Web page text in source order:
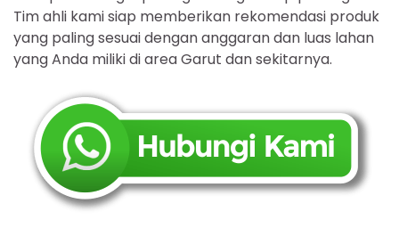
Tim ahli kami siap memberikan rekomendasi produk
yang paling sesuai dengan anggaran dan luas lahan
yang Anda miliki di area Garut dan sekitarnya.